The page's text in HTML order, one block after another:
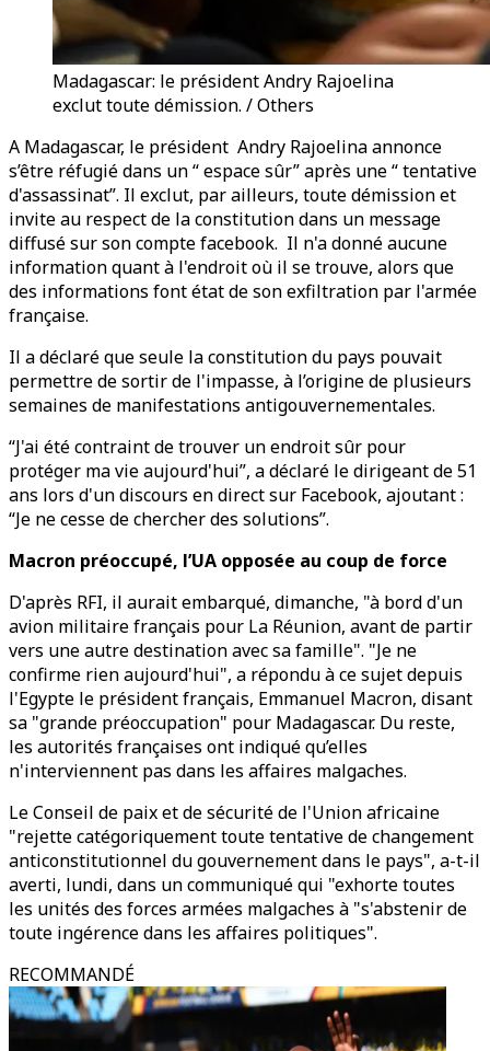
Madagascar: le président Andry Rajoelina
exclut toute démission. / Others
A Madagascar, le président Andry Rajoelina annonce
s’être réfugié dans un “ espace sûr” après une “ tentative
d'assassinat”. Il exclut, par ailleurs, toute démission et
invite au respect de la constitution dans un message
diffusé sur son compte facebook. Il n'a donné aucune
information quant à l'endroit où il se trouve, alors que
des informations font état de son exfiltration par l'armée
française.
Il a déclaré que seule la constitution du pays pouvait
permettre de sortir de l'impasse, à l’origine de plusieurs
semaines de manifestations antigouvernementales.
“J'ai été contraint de trouver un endroit sûr pour
protéger ma vie aujourd'hui”, a déclaré le dirigeant de 51
ans lors d'un discours en direct sur Facebook, ajoutant :
“Je ne cesse de chercher des solutions”.
Macron préoccupé, l’UA opposée au coup de force
D'après RFI, il aurait embarqué, dimanche, "à bord d'un
avion militaire français pour La Réunion, avant de partir
vers une autre destination avec sa famille". "Je ne
confirme rien aujourd'hui", a répondu à ce sujet depuis
l'Egypte le président français, Emmanuel Macron, disant
sa "grande préoccupation" pour Madagascar. Du reste,
les autorités françaises ont indiqué qu’elles
n'interviennent pas dans les affaires malgaches.
Le Conseil de paix et de sécurité de l'Union africaine
"rejette catégoriquement toute tentative de changement
anticonstitutionnel du gouvernement dans le pays", a-t-il
averti, lundi, dans un communiqué qui "exhorte toutes
les unités des forces armées malgaches à "s'abstenir de
toute ingérence dans les affaires politiques".
RECOMMANDÉ